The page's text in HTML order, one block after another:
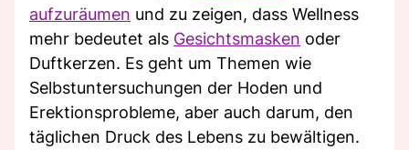
aufzuräumen und zu zeigen, dass Wellness
mehr bedeutet als Gesichtsmasken oder
Duftkerzen. Es geht um Themen wie
Selbstuntersuchungen der Hoden und
Erektionsprobleme, aber auch darum, den
täglichen Druck des Lebens zu bewältigen.